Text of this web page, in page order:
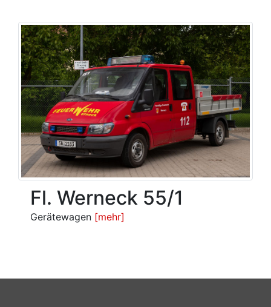
Fl. Werneck 55/1
Gerätewagen [mehr]